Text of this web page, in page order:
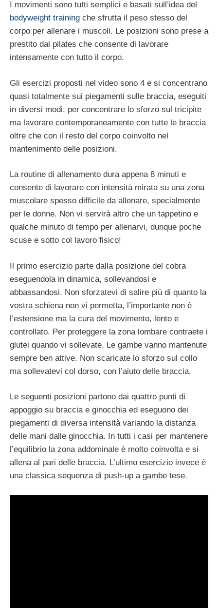
I movimenti sono tutti semplici e basati sull’idea del
bodyweight training che sfrutta il peso stesso del
corpo per allenare i muscoli. Le posizioni sono prese a
prestito dal pilates che consente di lavorare
intensamente con tutto il corpo.
Gli esercizi proposti nel video sono 4 e si concentrano
quasi totalmente sui piegamenti sulle braccia, eseguiti
in diversi modi, per concentrare lo sforzo sul tricipite
ma lavorare contemporaneamente con tutte le braccia
oltre che con il resto del corpo coinvolto nel
mantenimento delle posizioni.
La routine di allenamento dura appena 8 minuti e
consente di lavorare con intensità mirata su una zona
muscolare spesso difficile da allenare, specialmente
per le donne. Non vi servirà altro che un tappetino e
qualche minuto di tempo per allenarvi, dunque poche
scuse e sotto col lavoro fisico!
Il primo esercizio parte dalla posizione del cobra
eseguendola in dinamica, sollevandosi e
abbassandosi. Non sforzatevi di salire più di quanto la
vostra schiena non vi permetta, l’importante non è
l’estensione ma la cura del movimento, lento e
controllato. Per proteggere la zona lombare contraete i
glutei quando vi sollevate. Le gambe vanno mantenute
sempre ben attive. Non scaricate lo sforzo sul collo
ma sollevatevi col dorso, con l’aiuto delle braccia.
Le seguenti posizioni partono dai quattro punti di
appoggio su braccia e ginocchia ed eseguono dei
piegamenti di diversa intensità variando la distanza
delle mani dalle ginocchia. In tutti i casi per mantenere
l’equilibrio la zona addominale è molto coinvolta e si
allena al pari delle braccia. L’ultimo esercizio invece è
una classica sequenza di push-up a gambe tese.